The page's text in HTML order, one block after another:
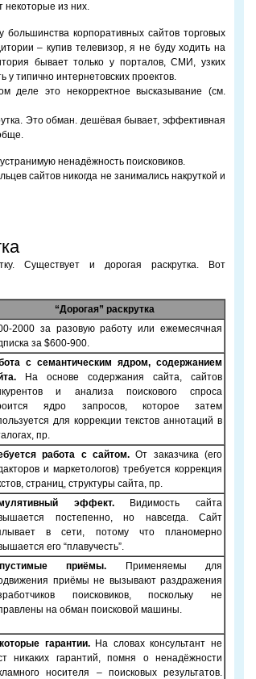
некоторые из них.
корпоративных сайтов торговых
– купив телевизор, я не буду ходить на
бывает только у порталов, СМИ, узких
у типично интернетовских проектов.
деле это некорректное высказывание (см.
Это обман. дешёвая бывает, эффективная
ненадёжность поисковиков.
сайтов никогда не занимались накруткой и
Существует и дорогая раскрутка. Вот
“Дорогая” раскрутка
2000 за разовую работу или ежемесячная
за $600-900.
с семантическим ядром, содержанием
На основе содержания сайта, сайтов
и анализа поискового спроса
ядро запросов, которое затем
для коррекции текстов аннотаций в
пр.
работа с сайтом. От заказчика (его
и маркетологов) требуется коррекция
страниц, структуры сайта, пр.
эффект.Видимость сайта
постепенно, но навсегда. Сайт
в сети, потому что планомерно
его “плавучесть”.
приёмы. Применяемы для
приёмы не вызывают раздражения
поисковиков, поскольку не
на обман поисковой машины.
гарантии.На словах консультант не
никаких гарантий, помня о ненадёжности
носителя – поисковых результатов.